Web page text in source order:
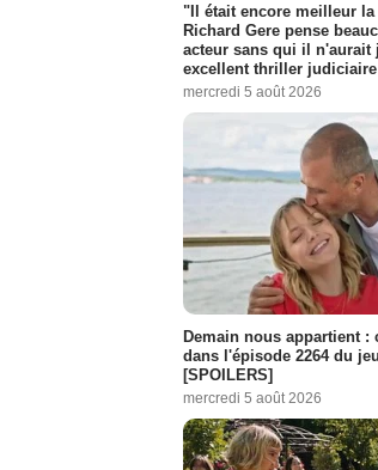
"Il était encore meilleur
Richard Gere pense
acteur sans qui il n'aurait
excellent thriller judiciaire
mercredi 5 août 2026
Demain nous appartient :
dans l'épisode 2264 du
[SPOILERS]
mercredi 5 août 2026